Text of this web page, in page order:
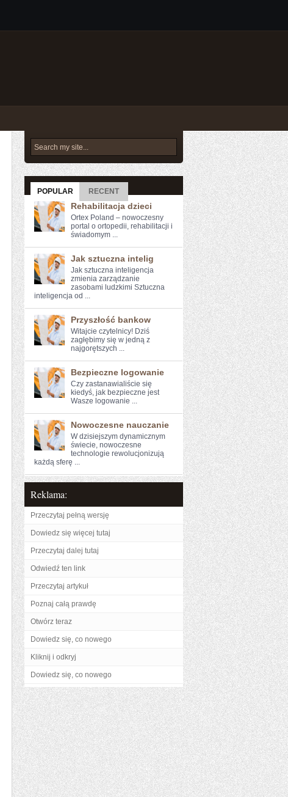
POPULAR RECENT
Rehabilitacja dzieci
Ortex Poland – nowoczesny
portal o ortopedii, rehabilitacji i
świadomym ...
Jak sztuczna intelig
Jak sztuczna inteligencja
zmienia zarządzanie
zasobami ludzkimi Sztuczna
inteligencja od ...
Przyszłość bankow
Witajcie czytelnicy! Dziś⁤
zagłębimy⁤ się ⁣w jedną z
najgorętszych ...
Bezpieczne logowanie
Czy zastanawialiście się​
kiedyś, jak bezpieczne jest
Wasze logowanie ...
Nowoczesne nauczanie
W ⁢dzisiejszym dynamicznym ​
świecie, nowoczesne
technologie rewolucjonizują
⁤każdą sferę ...
Reklama:
Przeczytaj pełną wersję
Dowiedz się więcej tutaj
Przeczytaj dalej tutaj
Odwiedź ten link
Przeczytaj artykuł
Poznaj całą prawdę
Otwórz teraz
Dowiedz się, co nowego
Kliknij i odkryj
Dowiedz się, co nowego